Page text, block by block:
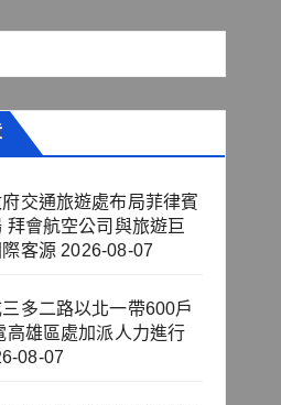
交通旅遊處布局菲律賓
拜會航空公司與旅遊巨
客源 2026-08-07
多二路以北一帶600戶
高雄區處加派人力進行
08-07